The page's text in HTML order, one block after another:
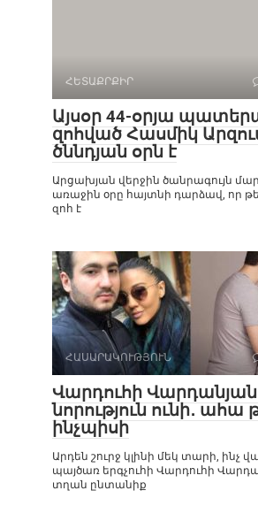
ՀԵՏԱՔՐՔԻՐ
Այսօր 44-օրյա
զոհված Հասմիկ
ծննդյան օրն է
Արցախյան վերջին ծանրագույն
առաջին օրը հայտնի դարձավ, որ
զոհ է
ՀԱՍԱՐԱԿՈՒԹՅՈՒՆ
Վարդուհի
նորություն ունի․ ահա
ինչպիսի
Արդեն շուրջ կլինի մեկ տարի, ինչ
պայծառ երգչուհի Վարդուհի
տղան ընտանիք